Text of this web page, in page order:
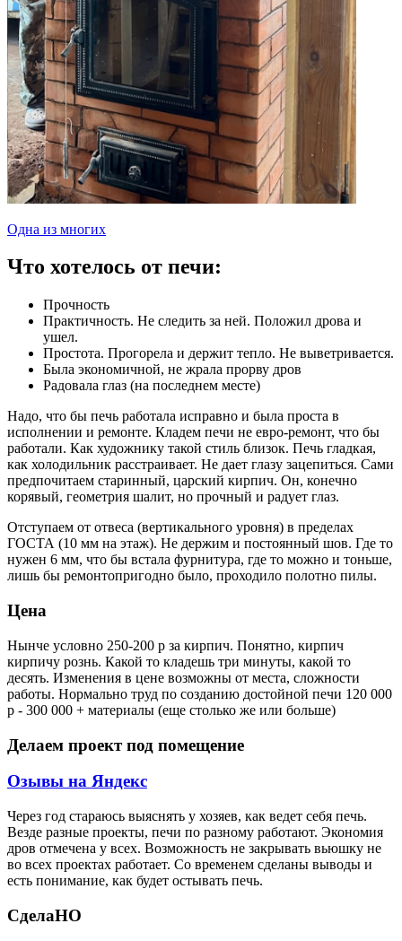
Одна из многих
Что хотелось от печи:
Прочность
Практичность. Не следить за ней. Положил дрова и
ушел.
Простота. Прогорела и держит тепло. Не выветривается.
Была экономичной, не жрала прорву дров
Радовала глаз (на последнем месте)
Надо, что бы печь работала исправно и была проста в
исполнении и ремонте. Кладем печи не евро-ремонт, что бы
работали. Как художнику такой стиль близок. Печь гладкая,
как холодильник расстраивает. Не дает глазу зацепиться. Сами
предпочитаем старинный, царский кирпич. Он, конечно
корявый, геометрия шалит, но прочный и радует глаз.
Отступаем от отвеса (вертикального уровня) в пределах
ГОСТА (10 мм на этаж). Не держим и постоянный шов. Где то
нужен 6 мм, что бы встала фурнитура, где то можно и тоньше,
лишь бы ремонтопригодно было, проходило полотно пилы.
Цена
Нынче условно 250-200 р за кирпич. Понятно, кирпич
кирпичу рознь. Какой то кладешь три минуты, какой то
десять. Изменения в цене возможны от места, сложности
работы. Нормально труд по созданию достойной печи 120 000
р - 300 000 + материалы (еще столько же или больше)
Делаем проект под помещение
Озывы на Яндекс
Через год стараюсь выяснять у хозяев, как ведет себя печь.
Везде разные проекты, печи по разному работают. Экономия
дров отмечена у всех. Возможность не закрывать вьюшку не
во всех проектах работает. Со временем сделаны выводы и
есть понимание, как будет остывать печь.
СделаНО